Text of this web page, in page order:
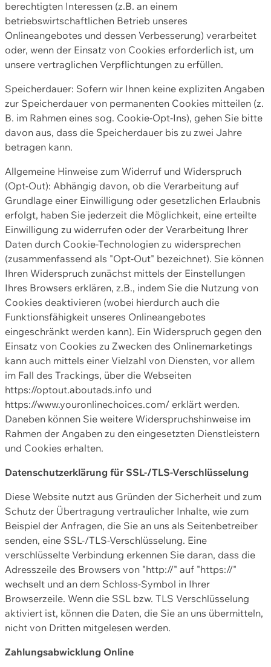
berechtigten Interessen (z.B. an einem
betriebswirtschaftlichen Betrieb unseres
Onlineangebotes und dessen Verbesserung) verarbeitet
oder, wenn der Einsatz von Cookies erforderlich ist, um
unsere vertraglichen Verpflichtungen zu erfüllen.
Speicherdauer: Sofern wir Ihnen keine expliziten Angaben
zur Speicherdauer von permanenten Cookies mitteilen (z.
B. im Rahmen eines sog. Cookie-Opt-Ins), gehen Sie bitte
davon aus, dass die Speicherdauer bis zu zwei Jahre
betragen kann.
Allgemeine Hinweise zum Widerruf und Widerspruch
(Opt-Out): Abhängig davon, ob die Verarbeitung auf
Grundlage einer Einwilligung oder gesetzlichen Erlaubnis
erfolgt, haben Sie jederzeit die Möglichkeit, eine erteilte
Einwilligung zu widerrufen oder der Verarbeitung Ihrer
Daten durch Cookie-Technologien zu widersprechen
(zusammenfassend als "Opt-Out" bezeichnet). Sie können
Ihren Widerspruch zunächst mittels der Einstellungen
Ihres Browsers erklären, z.B., indem Sie die Nutzung von
Cookies deaktivieren (wobei hierdurch auch die
Funktionsfähigkeit unseres Onlineangebotes
eingeschränkt werden kann). Ein Widerspruch gegen den
Einsatz von Cookies zu Zwecken des Onlinemarketings
kann auch mittels einer Vielzahl von Diensten, vor allem
im Fall des Trackings, über die Webseiten
https://optout.aboutads.info und
https://www.youronlinechoices.com/ erklärt werden.
Daneben können Sie weitere Widerspruchshinweise im
Rahmen der Angaben zu den eingesetzten Dienstleistern
und Cookies erhalten.
Datenschutzerklärung für SSL-/TLS-Verschlüsselung
Diese Website nutzt aus Gründen der Sicherheit und zum
Schutz der Übertragung vertraulicher Inhalte, wie zum
Beispiel der Anfragen, die Sie an uns als Seitenbetreiber
senden, eine SSL-/TLS-Verschlüsselung. Eine
verschlüsselte Verbindung erkennen Sie daran, dass die
Adresszeile des Browsers von "http://" auf "https://"
wechselt und an dem Schloss-Symbol in Ihrer
Browserzeile. Wenn die SSL bzw. TLS Verschlüsselung
aktiviert ist, können die Daten, die Sie an uns übermitteln,
nicht von Dritten mitgelesen werden.
Zahlungsabwicklung Online